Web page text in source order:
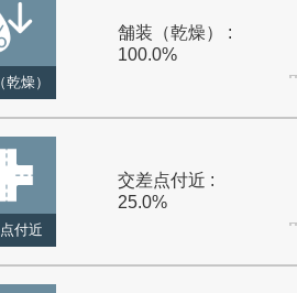
乾燥）
舗装（乾燥） :
100.0%
付近
交差点付近 :
25.0%